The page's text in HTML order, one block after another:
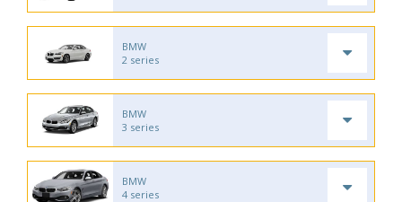
BMW
2 series
BMW
3 series
BMW
4 series